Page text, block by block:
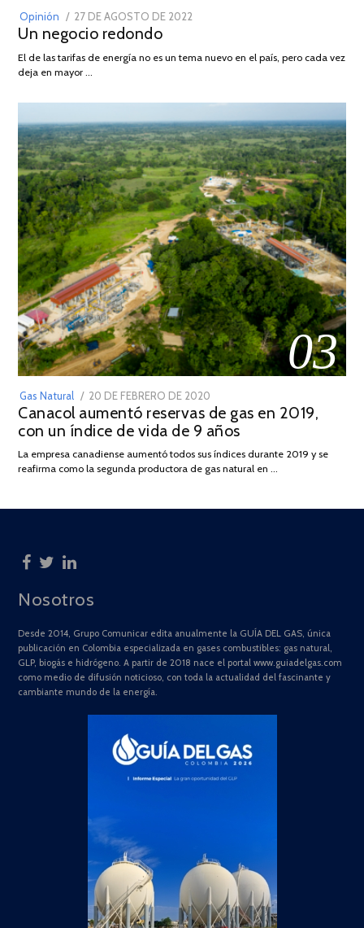
Opinión
POSTED
ON
27 DE AGOSTO DE 2022
DE
Un negocio redondo
El de las tarifas de energía no es un tema nuevo en el país, pero cada vez
deja en mayor …
03
Gas Natural
POSTED
ON
20 DE FEBRERO DE 2020
DE
JULIO
2025
Canacol aumentó reservas de gas en 2019,
con un índice de vida de 9 años
La empresa canadiense aumentó todos sus índices durante 2019 y se
reafirma como la segunda productora de gas natural en …
Nosotros
Desde 2014, Grupo Comunicar edita anualmente la GUÍA DEL GAS, única
publicación en Colombia especializada en gases combustibles: gas natural,
GLP, biogás e hidrógeno. A partir de 2018 nace el portal www.guiadelgas.com
como medio de difusión noticioso, con toda la actualidad del fascinante y
cambiante mundo de la energía.